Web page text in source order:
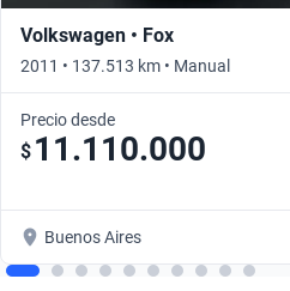
Volkswagen • Fox
2011 • 137.513 km • Manual
Precio desde
$ 11.110.000
Buenos Aires